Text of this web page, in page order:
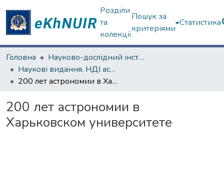
Розділи
та
колекції
Пошук за
критеріями
Статистика
Головна
Науково-дослідний інститут астрономії
Наукові видання. НДІ астрономії
200 лет астрономии в Харьковском университете
200 лет астрономии в
Харьковском университете